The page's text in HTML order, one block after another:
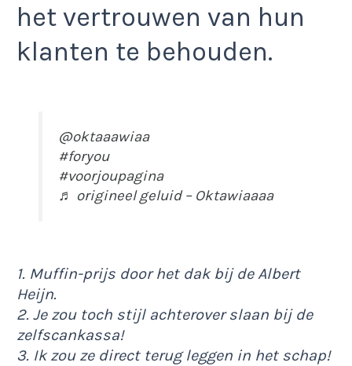
het vertrouwen van hun
klanten te behouden.
@oktaaawiaa
#foryou
#voorjoupagina
♬ origineel geluid – Oktawiaaaa
1. Muffin-prijs door het dak bij de Albert
Heijn.
2. Je zou toch stijl achterover slaan bij de
zelfscankassa!
3. Ik zou ze direct terug leggen in het schap!